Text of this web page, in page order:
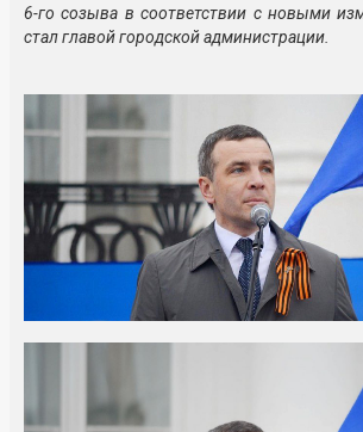
6-го созыва в соответствии с новыми
стал главой городской администрации.